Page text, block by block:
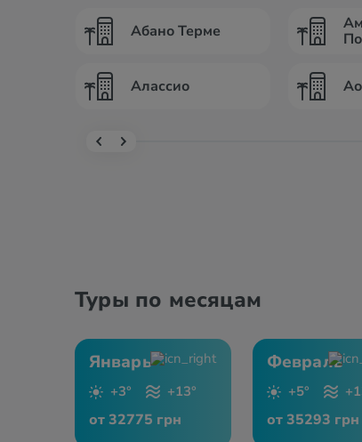
Абано Терме
Алассио
Туры по месяцам
Январь
+3° +13°
от 32775 грн
Февраль
+5°
от 35293 грн